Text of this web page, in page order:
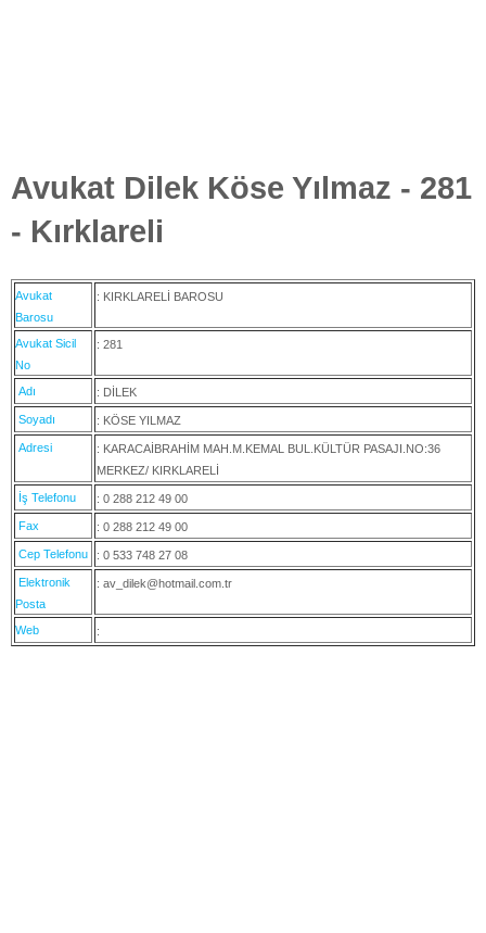
Avukat Dilek Köse Yılmaz - 281
- Kırklareli
Avukat
Barosu
: KIRKLARELİ BAROSU
Avukat Sicil
No
: 281
Adı : DİLEK
Soyadı : KÖSE YILMAZ
Adresi
: KARACAİBRAHİM MAH.M.KEMAL BUL.KÜLTÜR PASAJI.NO:36
MERKEZ/ KIRKLARELİ
İş Telefonu : 0 288 212 49 00
Fax : 0 288 212 49 00
Cep Telefonu : 0 533 748 27 08
Elektronik
Posta
: av_dilek@hotmail.com.tr
Web :